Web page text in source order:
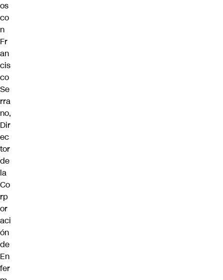
os
co
n
Fr
an
cis
co
Se
rra
no,
Dir
ec
tor
de
la
Co
rp
or
aci
ón
de
En
fer